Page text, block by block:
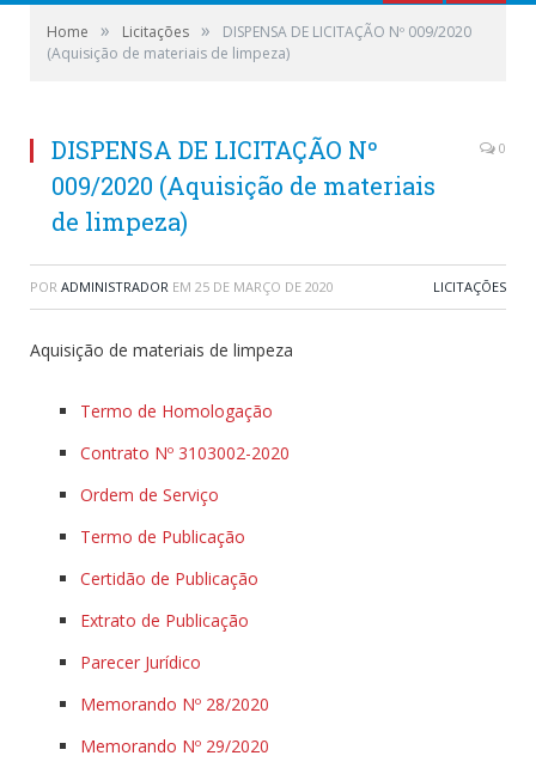
Home » Licitações »
DISPENSA DE LICITAÇÃO Nº 009/2020
(Aquisição de materiais de limpeza)
DISPENSA DE LICITAÇÃO Nº
009/2020 (Aquisição de materiais
de limpeza)
0
POR ADMINISTRADOR EM 25 DE MARÇO DE 2020 LICITAÇÕES
Aquisição de materiais de limpeza
Termo de Homologação
Contrato Nº 3103002-2020
Ordem de Serviço
Termo de Publicação
Certidão de Publicação
Extrato de Publicação
Parecer Jurídico
Memorando Nº 28/2020
Memorando Nº 29/2020